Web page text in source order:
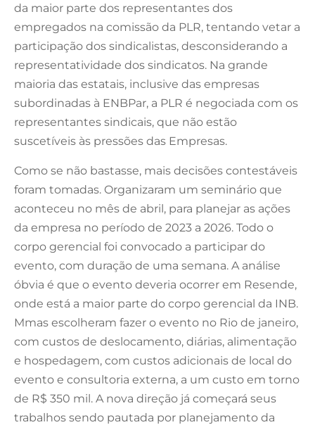
da maior parte dos representantes dos
empregados na comissão da PLR, tentando vetar a
participação dos sindicalistas, desconsiderando a
representatividade dos sindicatos. Na grande
maioria das estatais, inclusive das empresas
subordinadas à ENBPar, a PLR é negociada com os
representantes sindicais, que não estão
suscetíveis às pressões das Empresas.
Como se não bastasse, mais decisões contestáveis
foram tomadas. Organizaram um seminário que
aconteceu no mês de abril, para planejar as ações
da empresa no período de 2023 a 2026. Todo o
corpo gerencial foi convocado a participar do
evento, com duração de uma semana. A análise
óbvia é que o evento deveria ocorrer em Resende,
onde está a maior parte do corpo gerencial da INB.
Mmas escolheram fazer o evento no Rio de janeiro,
com custos de deslocamento, diárias, alimentação
e hospedagem, com custos adicionais de local do
evento e consultoria externa, a um custo em torno
de R$ 350 mil. A nova direção já começará seus
trabalhos sendo pautada por planejamento da